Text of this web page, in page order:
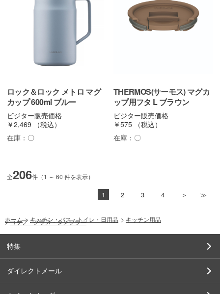
ロック＆ロック メトロ マグ
カップ 600ml ブルー
ビジター販売価格
￥2,469
（税込）
在庫： 〇
THERMOS(サーモス) マグカ
ップ用フタ L ブラウン
ビジター販売価格
￥575
（税込）
在庫： 〇
全206件（1 ～ 60 件を表示）
1 2 3 4
ホーム > キッチン・バス・トイレ・日用品 > キッチン用品
>コップ・グラス・タンブラー
特集
ダイレクトメール